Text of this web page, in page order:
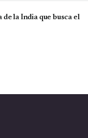
la India que busca el